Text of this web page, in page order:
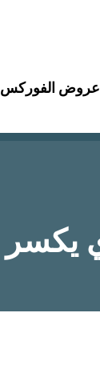
عروض الفوركس